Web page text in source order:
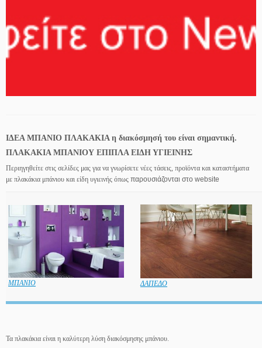
ΙΔΕΑ ΜΠΑΝΙΟ ΠΛΑΚΑΚΙΑ η διακόσμησή του είναι σημαντική.
ΠΛΑΚΑΚΙΑ ΜΠΑΝΙΟΥ ΕΠΙΠΛΑ ΕΙΔΗ ΥΓΙΕΙΝΗΣ
Περιηγηθείτε στις σελίδες μας για να γνωρίσετε νέες τάσεις, προϊόντα και καταστήματα
με πλακάκια μπάνιου και είδη υγιεινής όπως παρουσιάζονται στο website
ΜΠΑΝΙΟ ΔΑΠΕΔΟ
Τα πλακάκια είναι η καλύτερη λύση διακόσμησης μπάνιου.